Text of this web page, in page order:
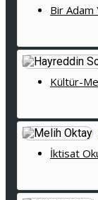
Bir Adam
Kültür-
İktisat